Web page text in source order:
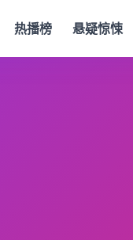
热播榜 悬疑惊悚